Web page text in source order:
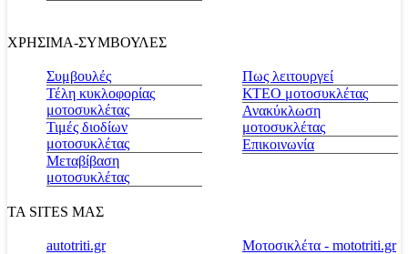
ΧΡΗΣΙΜΑ-ΣΥΜΒΟΥΛΕΣ
Συμβουλές
Τέλη κυκλοφορίας
μοτοσυκλέτας
Τιμές διοδίων
μοτοσυκλέτας
Μεταβίβαση
μοτοσυκλέτας
Πως λειτουργεί
ΚΤΕΟ μοτοσυκλέτας
Ανακύκλωση
μοτοσυκλέτας
Επικοινωνία
ΤΑ SITES ΜΑΣ
autotriti.gr
Μοτοσικλέτα - mototriti.gr